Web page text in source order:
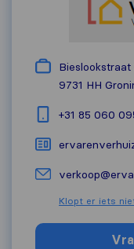
Bieslookstraat
9731 HH
+31 85 060
Klopt er iets